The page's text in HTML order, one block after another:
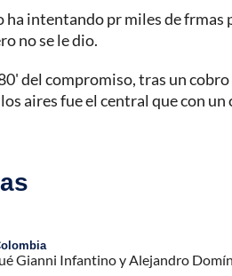
ha intentando pr miles de frmas
no se le dio.
del compromiso, tras un
aires fue el central que con
Gianni Infantino y Alejandro